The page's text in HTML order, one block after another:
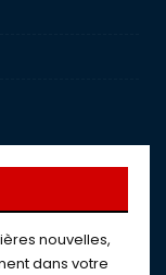
nouvelles,
dans votre